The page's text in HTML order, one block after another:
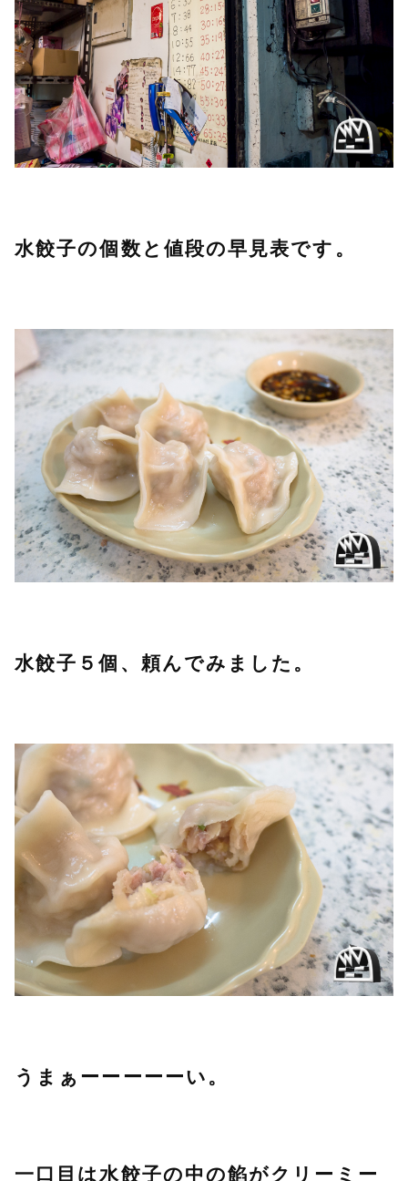
水餃子の個数と値段の早見表です。
水餃子５個、頼んでみました。
うまぁーーーーーい。
一口目は水餃子の中の餡がクリーミー